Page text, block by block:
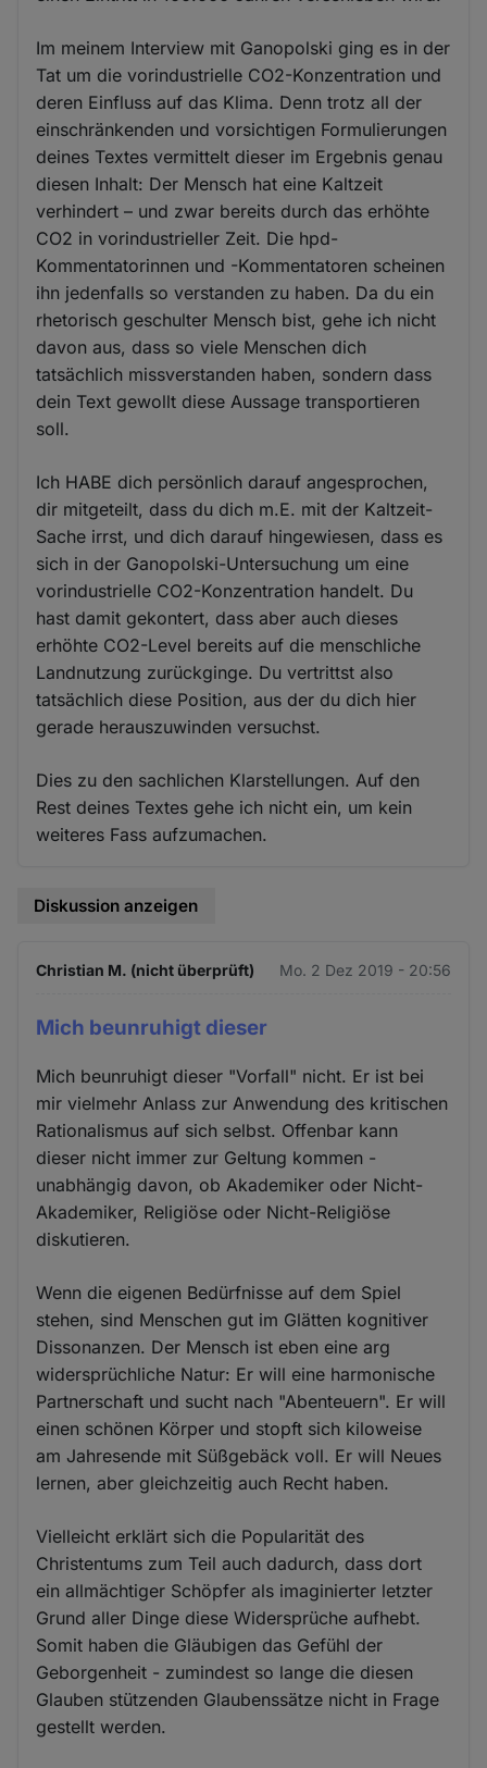
Im meinem Interview mit Ganopolski ging es in der
Tat um die vorindustrielle CO2-Konzentration und
deren Einfluss auf das Klima. Denn trotz all der
einschränkenden und vorsichtigen Formulierungen
deines Textes vermittelt dieser im Ergebnis genau
diesen Inhalt: Der Mensch hat eine Kaltzeit
verhindert – und zwar bereits durch das erhöhte
CO2 in vorindustrieller Zeit. Die hpd-
Kommentatorinnen und -Kommentatoren scheinen
ihn jedenfalls so verstanden zu haben. Da du ein
rhetorisch geschulter Mensch bist, gehe ich nicht
davon aus, dass so viele Menschen dich
tatsächlich missverstanden haben, sondern dass
dein Text gewollt diese Aussage transportieren
soll.
Ich HABE dich persönlich darauf angesprochen,
dir mitgeteilt, dass du dich m.E. mit der Kaltzeit-
Sache irrst, und dich darauf hingewiesen, dass es
sich in der Ganopolski-Untersuchung um eine
vorindustrielle CO2-Konzentration handelt. Du
hast damit gekontert, dass aber auch dieses
erhöhte CO2-Level bereits auf die menschliche
Landnutzung zurückginge. Du vertrittst also
tatsächlich diese Position, aus der du dich hier
gerade herauszuwinden versuchst.
Dies zu den sachlichen Klarstellungen. Auf den
Rest deines Textes gehe ich nicht ein, um kein
weiteres Fass aufzumachen.
Diskussion anzeigen
Christian M. (nicht überprüft) Mo. 2 Dez 2019 - 20:56
Mich beunruhigt dieser
Mich beunruhigt dieser "Vorfall" nicht. Er ist bei
mir vielmehr Anlass zur Anwendung des kritischen
Rationalismus auf sich selbst. Offenbar kann
dieser nicht immer zur Geltung kommen -
unabhängig davon, ob Akademiker oder Nicht-
Akademiker, Religiöse oder Nicht-Religiöse
diskutieren.
Wenn die eigenen Bedürfnisse auf dem Spiel
stehen, sind Menschen gut im Glätten kognitiver
Dissonanzen. Der Mensch ist eben eine arg
widersprüchliche Natur: Er will eine harmonische
Partnerschaft und sucht nach "Abenteuern". Er will
einen schönen Körper und stopft sich kiloweise
am Jahresende mit Süßgebäck voll. Er will Neues
lernen, aber gleichzeitig auch Recht haben.
Vielleicht erklärt sich die Popularität des
Christentums zum Teil auch dadurch, dass dort
ein allmächtiger Schöpfer als imaginierter letzter
Grund aller Dinge diese Widersprüche aufhebt.
Somit haben die Gläubigen das Gefühl der
Geborgenheit - zumindest so lange die diesen
Glauben stützenden Glaubenssätze nicht in Frage
gestellt werden.